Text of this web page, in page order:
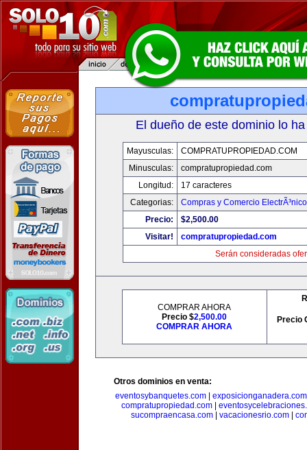
El dueño de este dominio lo
Mayusculas:
COMPRATUPROPIEDAD.COM
Minusculas:
compratupropiedad.com
Longitud:
17 caracteres
Categorias:
Compras y Comercio ElectrÃ³nico
Precio:
$2,500.00
Visitar!
compratupropiedad.com
Serán consideradas
COMPRAR AHORA
Precio $2,500.00
COMPRAR AHORA
Precio
Otros dominios en venta:
eventosybanquetes.com| exposicionganadera.com
compratupropiedad.com
sucompraencasa.com| vacacionesrio.com|